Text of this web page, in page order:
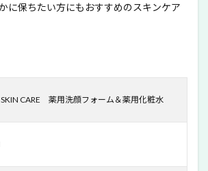
に保ちたい方にもおすすめのスキンケア
SKIN CARE 薬用洗顔フォーム＆薬用化粧水